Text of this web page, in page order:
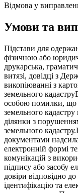
Відмова у
Умови та
Підстави для
фізичною або
друкарська,
витязі, довідці з
викопіюванні з
земельного
особою помилки, що
земельного кадастру
ділянки з
земельного
документами
електронній формі
комунікацій з
підпису або засобу
довіри відповідно
ідентифікацію та